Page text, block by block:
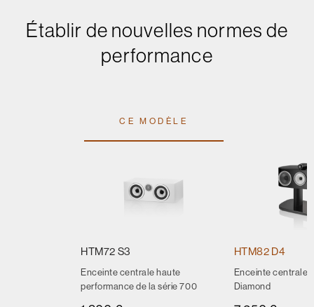
Établir de nouvelles normes de
performance
CE MODÈLE
HTM72 S3
Enceinte centrale haute
performance de la série 700
HTM82 D4
Enceinte centrale
Diamond